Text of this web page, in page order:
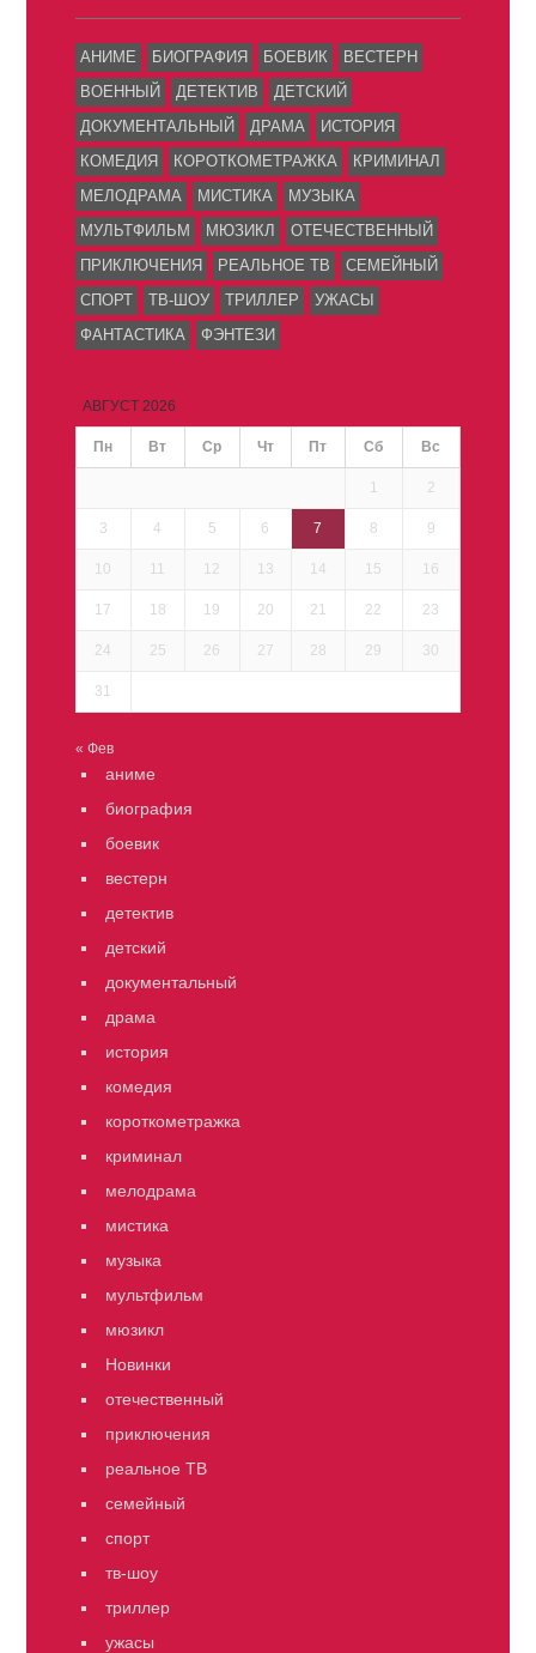
АНИМЕ БИОГРАФИЯ БОЕВИК
ВЕСТЕРН
ВОЕННЫЙ
ДЕТЕКТИВ
ДЕТСКИЙ
ДОКУМЕНТАЛЬНЫЙ
ДРАМА
ИСТОРИЯ
КОМЕДИЯ
КОРОТКОМЕТРАЖКА
КРИМИНАЛ
МЕЛОДРАМА
МИСТИКА
МУЗЫКА
МУЛЬТФИЛЬМ
МЮЗИКЛ
ОТЕЧЕСТВЕННЫЙ
ПРИКЛЮЧЕНИЯ
РЕАЛЬНОЕ ТВ
СЕМЕЙНЫЙ
СПОРТ
ТВ-ШОУ ТРИЛЛЕР
УЖАСЫ
ФАНТАСТИКА
ФЭНТЕЗИ
АВГУСТ 2026
Пн Вт Ср Чт Пт Сб Вс
1 2
3 4 5 6 7 8 9
10 11 12 13 14 15 16
17 18 19 20 21 22 23
24 25 26 27 28 29 30
31
« Фев
аниме
биография
боевик
вестерн
детектив
детский
документальный
драма
история
комедия
короткометражка
криминал
мелодрама
мистика
музыка
мультфильм
мюзикл
Новинки
отечественный
приключения
реальное ТВ
семейный
спорт
тв-шоу
триллер
ужасы